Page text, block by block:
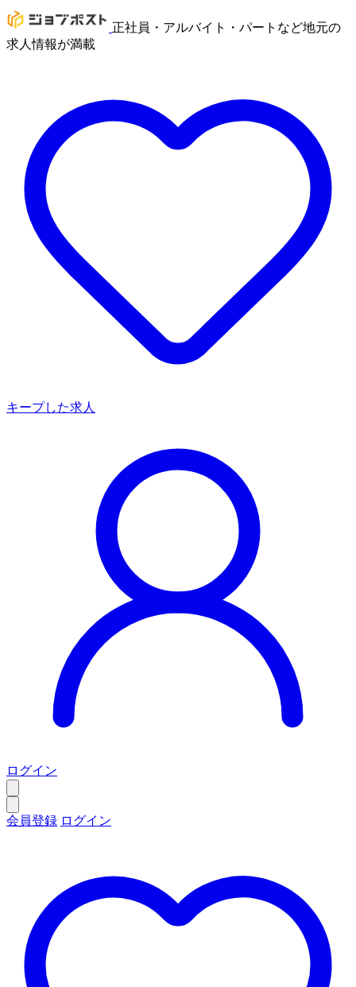
正社員・アルバイト・パートなど地元の
求人情報が満載
キープした求人
ログイン
会員登録 ログイン